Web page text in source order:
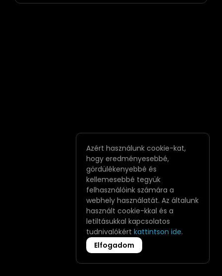
Azért használunk cookie-kat,
hogy eredményesebbé,
gördülékenyebbé és
kellemesebbé tegyük
felhasználóink számára a
webhely használatát. Az általunk
használt cookie-kkal és a
letiltásukkal kapcsolatos
tudnivalókért kattintson ide.
Elfogadom